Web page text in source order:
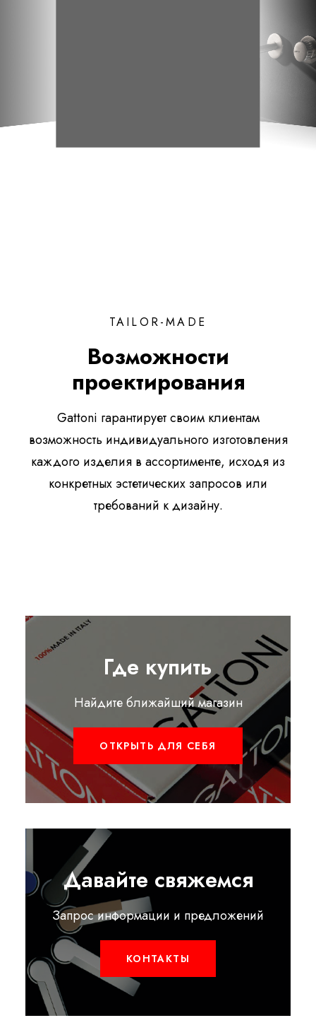
TAILOR-MADE
Возможности
проектирования
Gattoni гарантирует своим клиентам
возможность индивидуального изготовления
каждого изделия в ассортименте, исходя из
конкретных эстетических запросов или
требований к дизайну.
Где купить
Найдите ближайший магазин
ОТКРЫТЬ ДЛЯ СЕБЯ
Давайте свяжемся
Запрос информации и предложений
КОНТАКТЫ